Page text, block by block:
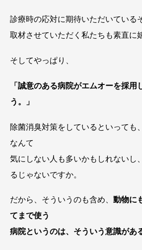
診療時の応対に期待いただいている
取材させていただく私たちも素直に
そしてやっぱり、
「誠意のある病院がエムオーを採用
う。」
除菌消臭対策をしているといっても
なんて
気にしない人も多いかもしれないし
るじゃないですか。
だから、そういうのも含め、 動物に
てまで使う
病院というのは、そういう意識があ